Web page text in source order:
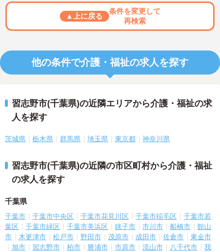
▲上に戻る
条件を変更して
再検索
他の条件で介護・福祉の求人を探す
習志野市(千葉県)の近隣エリアから介護・福祉の求
人を探す
茨城県 栃木県 群馬県 埼玉県 東京都 神奈川県
習志野市(千葉県)の近隣の市区町村から介護・福祉
の求人を探す
千葉県
千葉市 千葉市中央区 千葉市花見川区 千葉市稲毛区
千葉市若
葉区
千葉市緑区 千葉市美浜区 銚子市 市川市 船橋市
館山
市
木更津市 松戸市 野田市 茂原市 成田市 佐倉市
東金市
旭市
習志野市 柏市 勝浦市 市原市 流山市 八千代市
我